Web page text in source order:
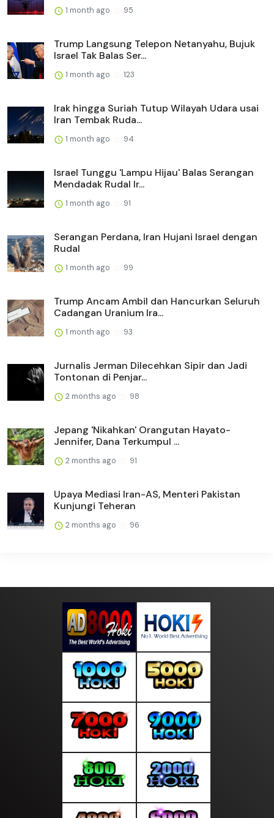
1 month ago 95
Trump Langsung Telepon Netanyahu, Bujuk
Israel Tak Balas Ser...
1 month ago 123
Irak hingga Suriah Tutup Wilayah Udara usai
Iran Tembak Ruda...
1 month ago 94
Israel Tunggu 'Lampu Hijau' Balas Serangan
Mendadak Rudal Ir...
1 month ago 91
Serangan Perdana, Iran Hujani Israel dengan
Rudal
1 month ago 99
Trump Ancam Ambil dan Hancurkan Seluruh
Cadangan Uranium Ira...
1 month ago 93
Jurnalis Jerman Dilecehkan Sipir dan Jadi
Tontonan di Penjar...
2 months ago 98
Jepang 'Nikahkan' Orangutan Hayato-
Jennifer, Dana Terkumpul ...
2 months ago 91
Upaya Mediasi Iran-AS, Menteri Pakistan
Kunjungi Teheran
2 months ago 96